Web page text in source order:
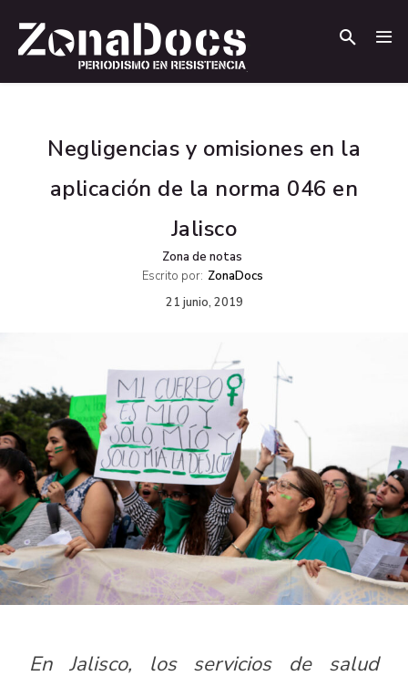
Negligencias y omisiones en la
aplicación de la norma 046 en
Jalisco
Zona de notas
Escrito por: ZonaDocs
21 junio, 2019
En Jalisco, los servicios de salud